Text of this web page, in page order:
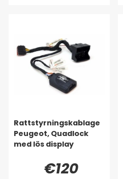
Rattstyrningskablage
Peugeot, Quadlock
med lös display
€120